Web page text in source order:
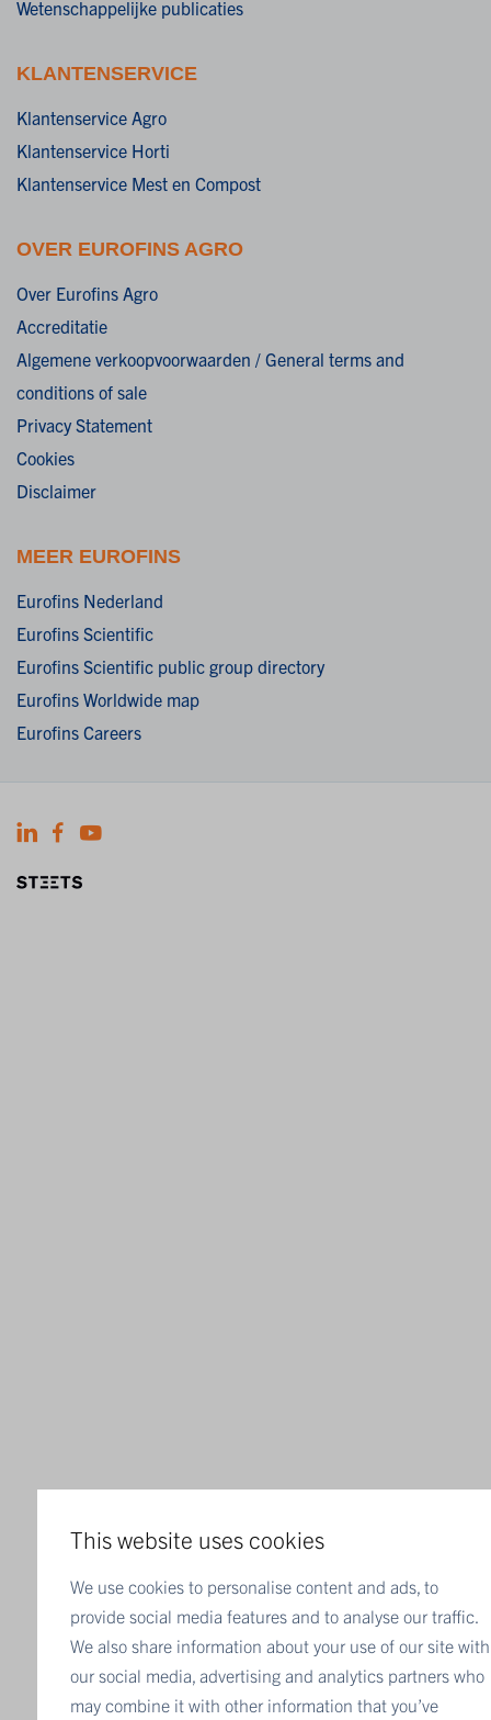
This website uses cookies
We use cookies to personalise content and ads, to
provide social media features and to analyse our traffic.
We also share information about your use of our site with
our social media, advertising and analytics partners who
may combine it with other information that you’ve
Wetenschappelijke publicaties
KLANTENSERVICE
Klantenservice Agro
Klantenservice Horti
Klantenservice Mest en Compost
OVER EUROFINS AGRO
Over Eurofins Agro
Accreditatie
Algemene verkoopvoorwaarden / General terms and
conditions of sale
Privacy Statement
Cookies
Disclaimer
MEER EUROFINS
Eurofins Nederland
Eurofins Scientific
Eurofins Scientific public group directory
Eurofins Worldwide map
Eurofins Careers